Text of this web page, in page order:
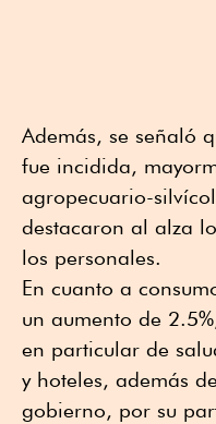
Además, se señaló
fue incidida,
agropecuario-
destacaron al alza
los personales.
En cuanto a
un aumento de
en particular de
y hoteles, además
gobierno, por su